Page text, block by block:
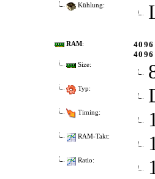
Kühlung:
RAM:
Size:
Typ:
Timing:
RAM-Takt:
Ratio: